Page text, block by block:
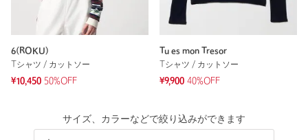
6(ROKU)
Tシャツ / カットソー
¥10,450 50%OFF
Tu es mon Tresor
Tシャツ / カットソー
¥9,900 40%OFF
サイズ、カラーなどで絞り込みができます